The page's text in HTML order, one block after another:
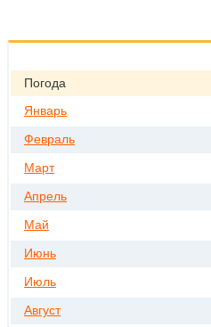
Погода
Январь
Февраль
Март
Апрель
Май
Июнь
Июль
Август